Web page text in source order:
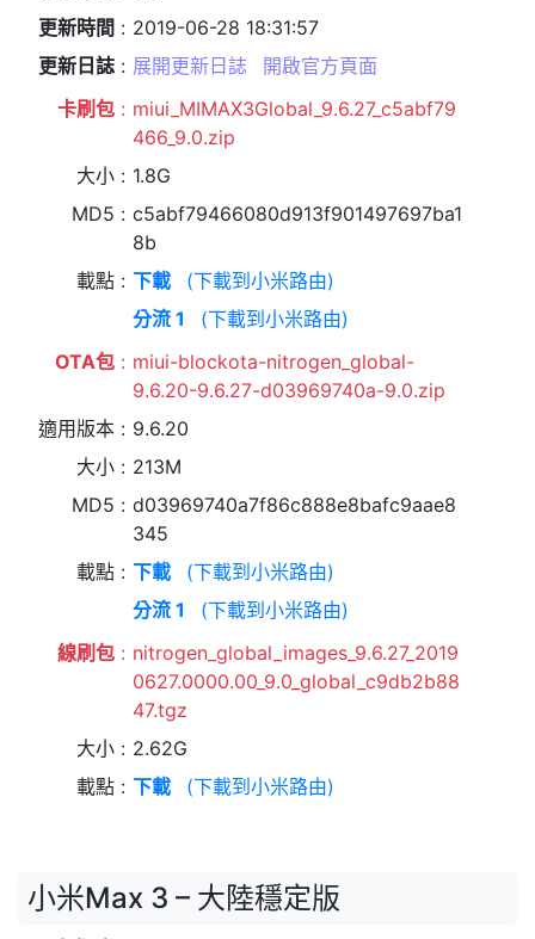
更新時間
2019-06-28 18:31:57
更新日誌
展開更新日誌
開啟官方頁面
卡刷包
miui_MIMAX3Global_9.6.27_c5abf79
466_9.0.zip
大小
1.8G
MD5
c5abf79466080d913f901497697ba1
8b
載點
下載
(下載到小米路由)
分流 1
(下載到小米路由)
OTA包
miui-blockota-nitrogen_global-
9.6.20-9.6.27-d03969740a-9.0.zip
適用版本
9.6.20
大小
213M
MD5
d03969740a7f86c888e8bafc9aae8
345
載點
下載
(下載到小米路由)
分流 1
(下載到小米路由)
線刷包
nitrogen_global_images_9.6.27_2019
0627.0000.00_9.0_global_c9db2b88
47.tgz
大小
2.62G
載點
下載 (下載到小米路由)
小米Max 3 – 大陸穩定版